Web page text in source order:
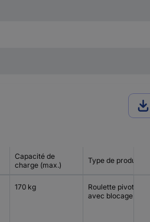
Capacité de
charge (max.)
Type de produit
170 kg
Roulette pivotante
avec blocage